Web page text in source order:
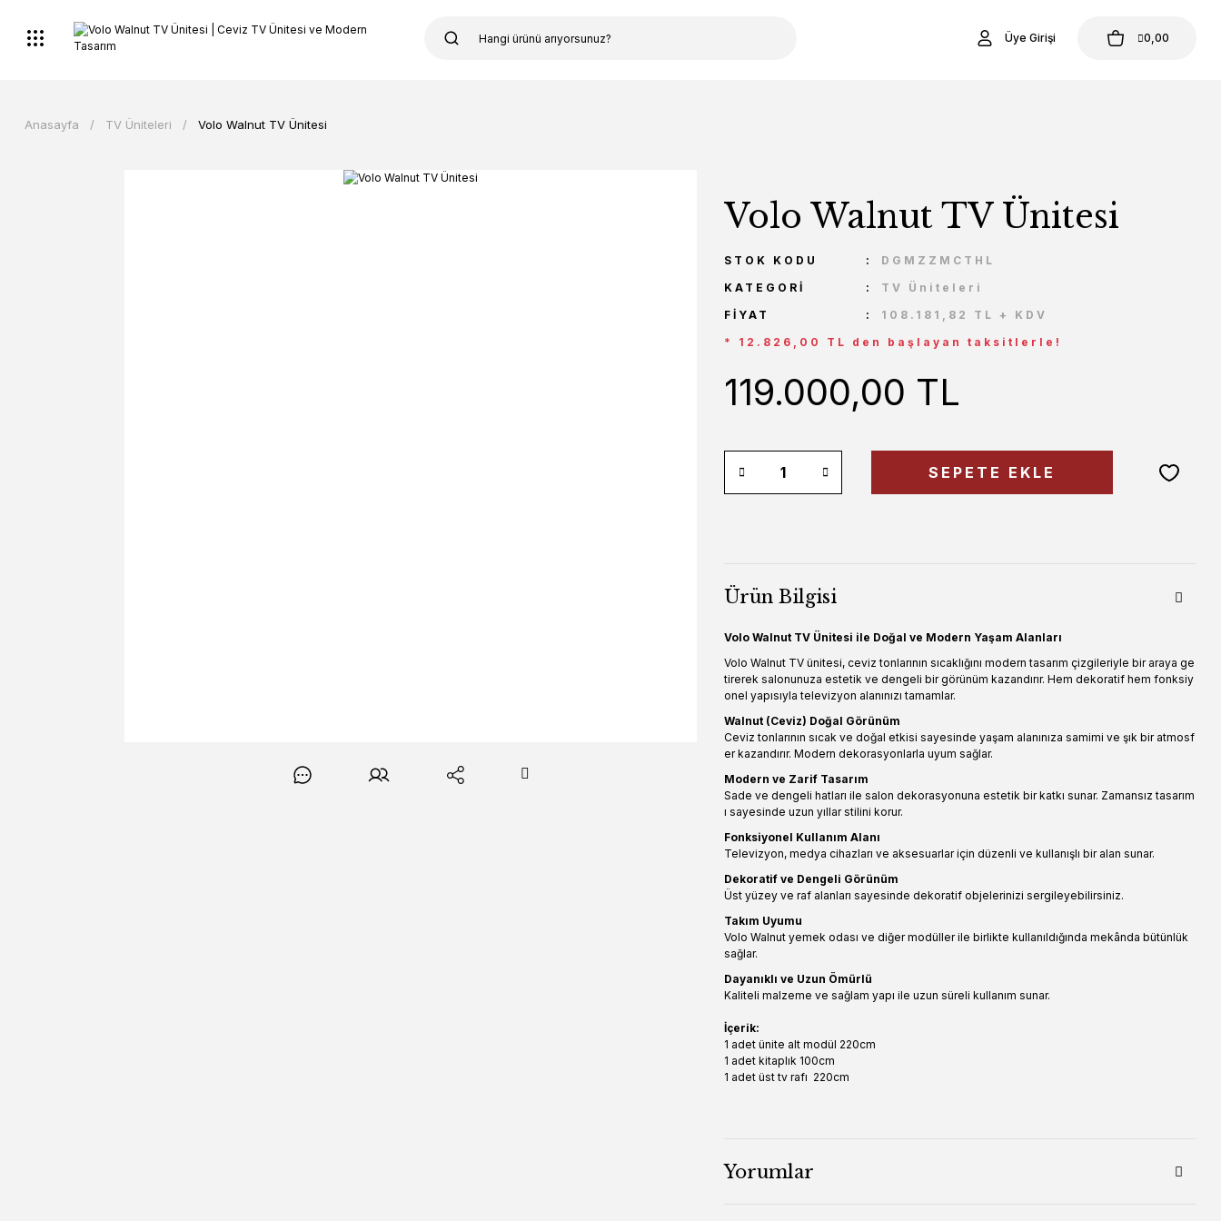
Üye Girişi 0,00
Anasayfa TV Üniteleri Volo Walnut TV Ünitesi
Volo Walnut TV Ünitesi
STOK KODU
DGMZZMCTHL
KATEGORI
TV Üniteleri
FIYAT
108.181,82 TL + KDV
* 12.826,00 TL den başlayan taksitlerle!
119.000,00 TL
SEPETE EKLE
Ürün Bilgisi
Volo Walnut TV Ünitesi ile Doğal ve Modern Yaşam Alanları
Volo Walnut TV ünitesi, ceviz tonlarının sıcaklığını modern tasarım çizgileriyle bir araya ge
tirerek salonunuza estetik ve dengeli bir görünüm kazandırır. Hem dekoratif hem fonksiy
onel yapısıyla televizyon alanınızı tamamlar.
Walnut (Ceviz) Doğal Görünüm
Ceviz tonlarının sıcak ve doğal etkisi sayesinde yaşam alanınıza samimi ve şık bir atmosf
er kazandırır. Modern dekorasyonlarla uyum sağlar.
Modern ve Zarif Tasarım
Sade ve dengeli hatları ile salon dekorasyonuna estetik bir katkı sunar. Zamansız tasarım
ı sayesinde uzun yıllar stilini korur.
Fonksiyonel Kullanım Alanı
Televizyon, medya cihazları ve aksesuarlar için düzenli ve kullanışlı bir alan sunar.
Dekoratif ve Dengeli Görünüm
Üst yüzey ve raf alanları sayesinde dekoratif objelerinizi sergileyebilirsiniz.
Takım Uyumu
Volo Walnut yemek odası ve diğer modüller ile birlikte kullanıldığında mekânda bütünlük
sağlar.
Dayanıklı ve Uzun Ömürlü
Kaliteli malzeme ve sağlam yapı ile uzun süreli kullanım sunar.
İçerik:
1 adet ünite alt modül 220cm
1 adet kitaplık 100cm
1 adet üst tv rafı 220cm
Yorumlar